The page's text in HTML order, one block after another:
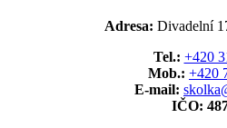
Adresa: Divadelní
Tel.: +420
Mob.: +420
E-mail:
IČO: